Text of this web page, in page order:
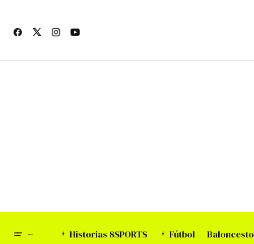
Historias 8SPORTS Fútbol Baloncesto